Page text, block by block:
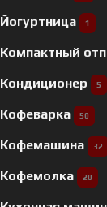
Йогуртница 1
Компактный
Кондиционер 5
Кофеварка 50
Кофемашина 32
Кофемолка 20